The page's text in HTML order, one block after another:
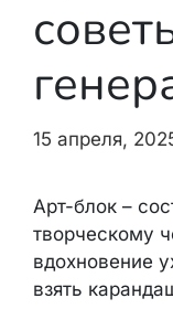
15 апреля,
Арт-блок –
творческому
вдохновение
взять